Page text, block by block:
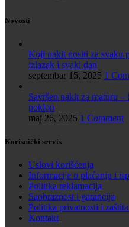
Novosti
Koji nakit nositi za svaku
izlazak i svaki dan
septembar 15, 2025 1
Savršen nakit za maturu
poklon
maj 26, 2025 1 Comment
Korisnički servis
Uslovi korišćenja
Informacije o plaćanju i
Politika reklamacija
Saobraznost i garancija
Politika privatnosti i
Kontakt